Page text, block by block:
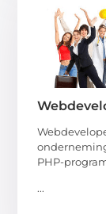
PHP-
...